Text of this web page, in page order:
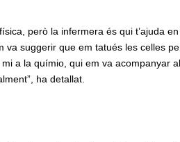
però la infermera és qui t’ajuda
suggerir que em tatués les celles
a la químio, qui em va acompanyar
ha detallat.